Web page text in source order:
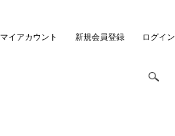
マイアカウント 新規会員登録 ログイン